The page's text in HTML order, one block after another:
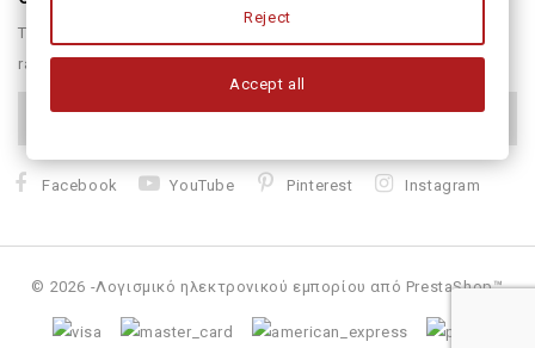
There are many variations of passages of form humour or
randomised
Facebook YouTube Pinterest Instagram
© 2026 -Λογισμικό ηλεκτρονικού εμπορίου από PrestaShop™
Reject
Accept all